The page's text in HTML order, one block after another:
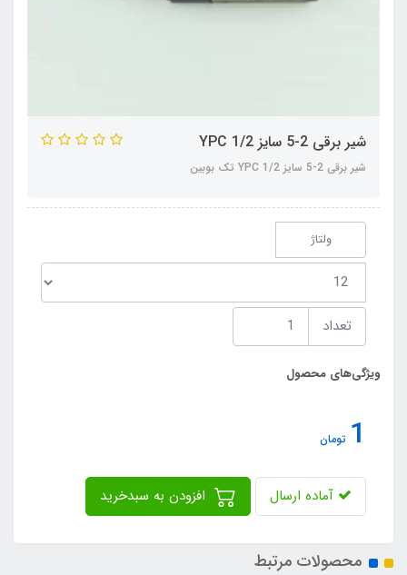
شیر برقی 2-5 سایز 1/2 YPC
شیر برقی 2-5 سایز 1/2 YPC تک بوبین
ولتاژ
تعداد
ویژگی‌های محصول
1 تومان
آماده ارسال
محصولات مرتبط